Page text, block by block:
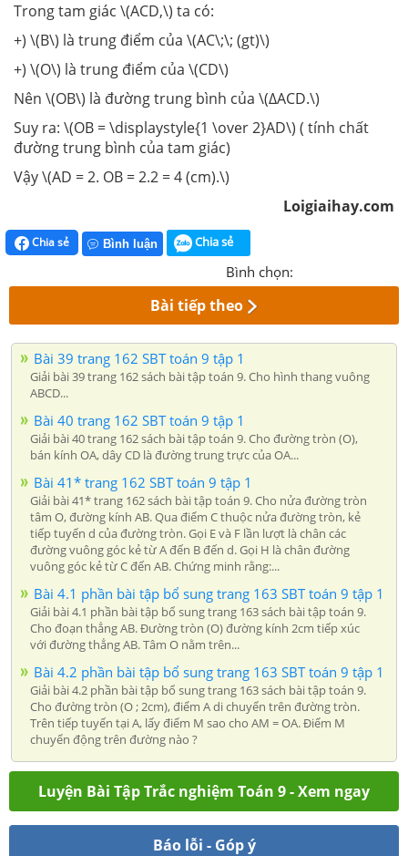
Trong tam giác \(ACD,\) ta có:
+) \(B\) là trung điểm của \(AC\;\; (gt)\)
+) \(O\) là trung điểm của \(CD\)
Nên \(OB\) là đường trung bình của \(∆ACD.\)
Suy ra: \(OB = \displaystyle{1 \over 2}AD\) ( tính chất
đường trung bình của tam giác)
Vậy \(AD = 2. OB = 2.2 = 4 (cm).\)
Loigiaihay.com
Chia sẻ Bình luận Chia sẻ
Bình chọn:
Bài tiếp theo
Bài 39 trang 162 SBT toán 9 tập 1
Giải bài 39 trang 162 sách bài tập toán 9. Cho hình thang vuông
ABCD...
Bài 40 trang 162 SBT toán 9 tập 1
Giải bài 40 trang 162 sách bài tập toán 9. Cho đường tròn (O),
bán kính OA, dây CD là đường trung trực của OA...
Bài 41* trang 162 SBT toán 9 tập 1
Giải bài 41* trang 162 sách bài tập toán 9. Cho nửa đường tròn
tâm O, đường kính AB. Qua điểm C thuộc nửa đường tròn, kẻ
tiếp tuyến d của đường tròn. Gọi E và F lần lượt là chân các
đường vuông góc kẻ từ A đến B đến d. Gọi H là chân đường
vuông góc kẻ từ C đến AB. Chứng minh rằng:...
Bài 4.1 phần bài tập bổ sung trang 163 SBT toán 9 tập 1
Giải bài 4.1 phần bài tập bổ sung trang 163 sách bài tập toán 9.
Cho đoạn thẳng AB. Đường tròn (O) đường kính 2cm tiếp xúc
với đường thẳng AB. Tâm O nằm trên...
Bài 4.2 phần bài tập bổ sung trang 163 SBT toán 9 tập 1
Giải bài 4.2 phần bài tập bổ sung trang 163 sách bài tập toán 9.
Cho đường tròn (O ; 2cm), điểm A di chuyển trên đường tròn.
Trên tiếp tuyến tại A, lấy điểm M sao cho AM = OA. Điểm M
chuyển động trên đường nào ?
Luyện Bài Tập Trắc nghiệm Toán 9 - Xem ngay
Báo lỗi - Góp ý